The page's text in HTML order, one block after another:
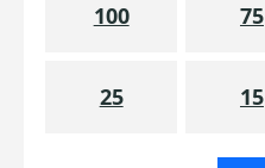
100 75
25 15